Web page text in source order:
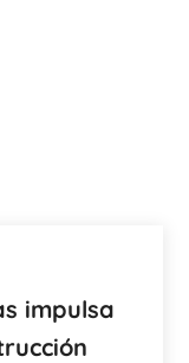
impulsa